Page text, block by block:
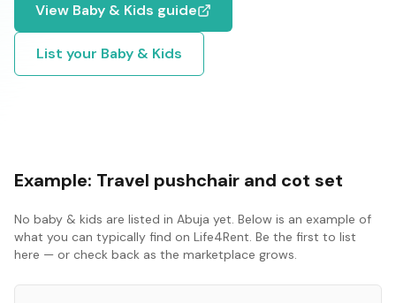
View Baby & Kids guide
List your Baby & Kids
Example: Travel pushchair and cot set
No baby & kids are listed in Abuja yet. Below is an example of
what you can typically find on Life4Rent. Be the first to list
here — or check back as the marketplace grows.